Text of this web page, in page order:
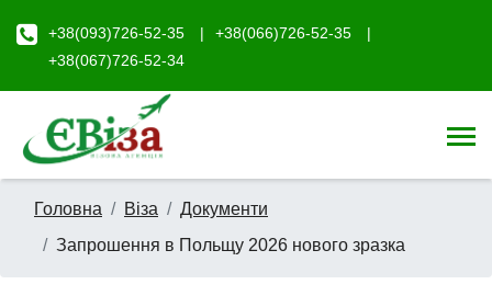
+38(093)726-52-35
+38(066)726-52-35
+38(067)726-52-34
Головна Віза
Документи
Запрошення в Польщу 2026 нового зразка